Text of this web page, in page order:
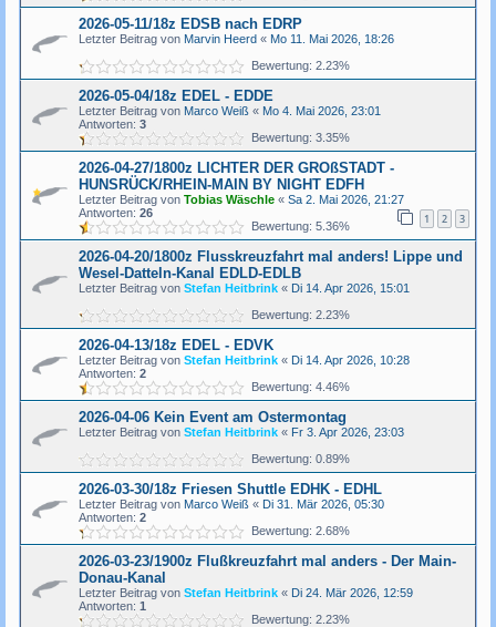
2026-05-11/18z EDSB nach EDRP
Letzter Beitrag von Marvin Heerd « Mo 11. Mai 2026, 18:26
Bewertung: 2.23%
2026-05-04/18z EDEL - EDDE
Letzter Beitrag von Marco Weiß « Mo 4. Mai 2026, 23:01
Antworten: 3
Bewertung: 3.35%
2026-04-27/1800z LICHTER DER GROßSTADT -
HUNSRÜCK/RHEIN-MAIN BY NIGHT EDFH
Letzter Beitrag von Tobias Wäschle « Sa 2. Mai 2026, 21:27
Antworten: 26 1 2 3
Bewertung: 5.36%
2026-04-20/1800z Flusskreuzfahrt mal anders! Lippe und
Wesel-Datteln-Kanal EDLD-EDLB
Letzter Beitrag von Stefan Heitbrink « Di 14. Apr 2026, 15:01
Bewertung: 2.23%
2026-04-13/18z EDEL - EDVK
Letzter Beitrag von Stefan Heitbrink « Di 14. Apr 2026, 10:28
Antworten: 2
Bewertung: 4.46%
2026-04-06 Kein Event am Ostermontag
Letzter Beitrag von Stefan Heitbrink « Fr 3. Apr 2026, 23:03
Bewertung: 0.89%
2026-03-30/18z Friesen Shuttle EDHK - EDHL
Letzter Beitrag von Marco Weiß « Di 31. Mär 2026, 05:30
Antworten: 2
Bewertung: 2.68%
2026-03-23/1900z Flußkreuzfahrt mal anders - Der Main-
Donau-Kanal
Letzter Beitrag von Stefan Heitbrink « Di 24. Mär 2026, 12:59
Antworten: 1
Bewertung: 2.23%